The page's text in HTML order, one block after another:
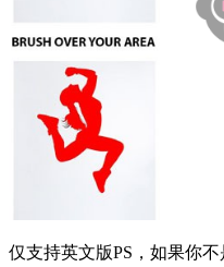
仅支持英文版PS，如果你